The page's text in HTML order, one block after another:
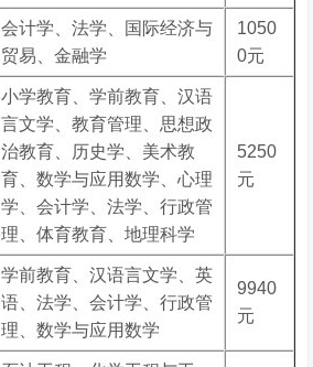
会计学、法学、国际经济与
贸易、金融学
1050
0元
小学教育、学前教育、汉语
言文学、教育管理、思想政
治教育、历史学、美术教
育、数学与应用数学、心理
学、会计学、法学、行政管
理、体育教育、地理科学
5250
元
学前教育、汉语言文学、英
语、法学、会计学、行政管
理、数学与应用数学
9940
元